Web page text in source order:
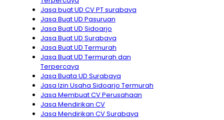
Jasa buat UD CV PT surabaya
Jasa Buat UD Pasuruan
Jasa Buat UD Sidoarjo
Jasa Buat UD Surabaya
Jasa Buat UD Termurah
Jasa Buat UD Termurah dan
Terpercaya
Jasa Buata UD Surabaya
Jasa Izin Usaha Sidoarjo Termurah
Jasa Membuat CV Perusahaan
Jasa Mendirikan CV
Jasa Mendirikan CV Surabaya